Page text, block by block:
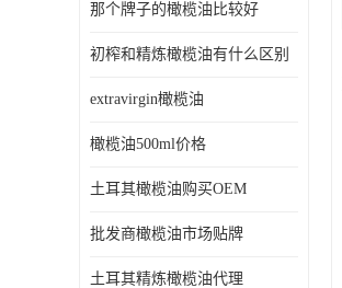
那个牌子的橄榄油比较好
初榨和精炼橄榄油有什么区别
extravirgin橄榄油
橄榄油500ml价格
土耳其橄榄油购买OEM
批发商橄榄油市场贴牌
土耳其精炼橄榄油代理